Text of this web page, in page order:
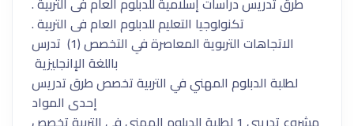
تكنولوجيا التعليم للدبلوم العام فى التربية .
الاتجاهات التربوية المعاصرة في التخصص (1) تدرس
باللغة الإانجليزية
لطلبة الدبلوم المهني في التربية تخصص طرق تدريس
إحدى المواد